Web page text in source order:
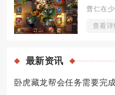
查看详
最新资讯
卧虎藏龙帮会任务需要完